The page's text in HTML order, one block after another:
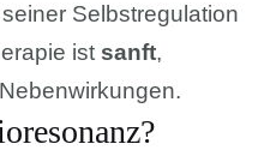
Selbstregulation
ist sanft,